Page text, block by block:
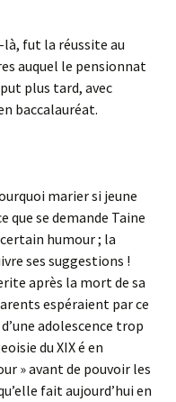
fut la réussite au
auquel le pensionnat
plus tard, avec
baccalauréat.
marier si jeune
que se demande Taine
humour ; la
ses suggestions !
après la mort de sa
espéraient par ce
adolescence trop
du XIX é en
» avant de pouvoir les
fait aujourd’hui en